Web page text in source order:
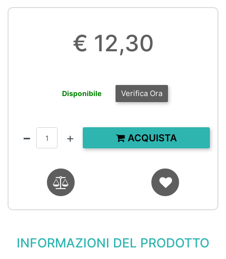
€ 12,30
Verifica Ora
Disponibile
QuantitàACQUISTA
INFORMAZIONI DEL PRODOTTO